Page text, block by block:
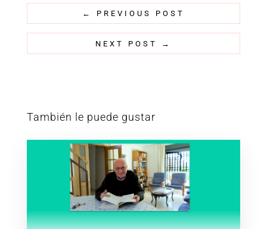
← PREVIOUS POST
NEXT POST →
También le puede gustar